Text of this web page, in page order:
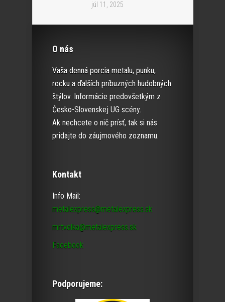
júl 11, 2025
O nás
Vaša denná porcia metalu, punku,
rocku a ďalších príbuzných hudobných
štýlov. Informácie predovšetkým z
Česko-Slovenskej UG scény.
Ak nechcete o nič prísť, tak si nás
pridajte do záujmového zoznamu.
Kontakt
Info Mail:
metalexpress@metalexpress.sk
mrtvolka@metalexpress.sk
Facebook
Podporujeme: